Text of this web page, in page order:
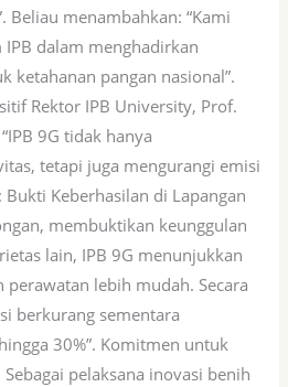
Beliau menambahkan: “Kami
dalam menghadirkan
ketahanan pangan nasional”.
Rektor IPB University, Prof.
9G tidak hanya
tetapi juga mengurangi emisi
Keberhasilan di Lapangan
membuktikan keunggulan
lain, IPB 9G menunjukkan
lebih mudah. Secara
berkurang sementara
30%”. Komitmen untuk
pelaksana inovasi benih